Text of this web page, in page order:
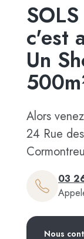
c'est
Un
Alors
24 Rue
03
Nous